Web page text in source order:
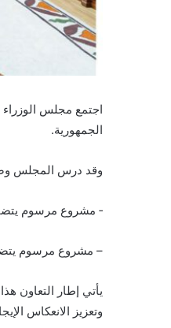
الجمهورية.
وقد درس المجلس
‐ مشروع مرسوم
– مشروع مرسوم
يأتي إطار التعاون
وتعزيز الانعكاس